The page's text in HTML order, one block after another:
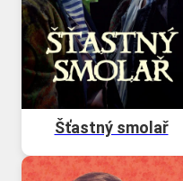
Šťastný smolař